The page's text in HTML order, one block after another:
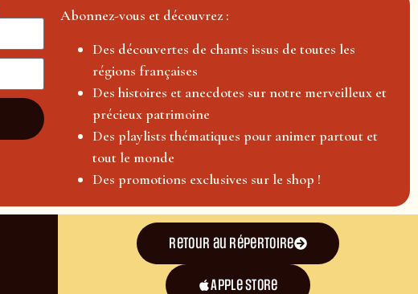
Abonnez-vous et découvrez :
Des découvertes de chants issus de toutes les
régions françaises
Des histoires et anecdotes sur notre merveilleux et
précieux patrimoine
Des playlists thématiques pour animer partout et
tout le monde
Des promotions exclusives sur le shop !
Retour au répertoire
Apple Store